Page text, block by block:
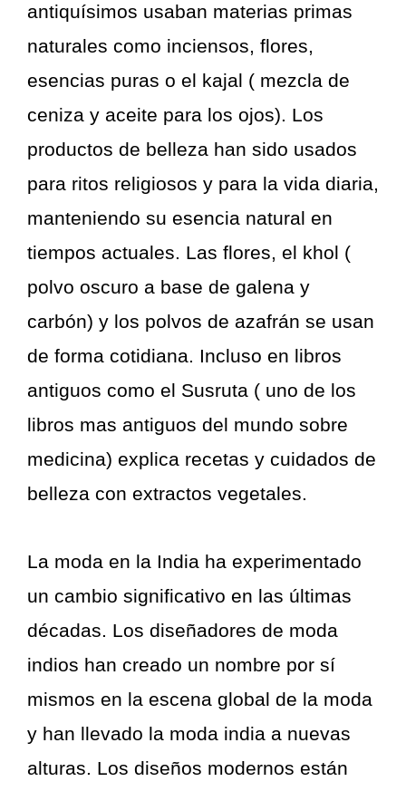
antiquísimos usaban materias primas
naturales como inciensos, flores,
esencias puras o el kajal ( mezcla de
ceniza y aceite para los ojos). Los
productos de belleza han sido usados
para ritos religiosos y para la vida diaria,
manteniendo su esencia natural en
tiempos actuales. Las flores, el khol (
polvo oscuro a base de galena y
carbón) y los polvos de azafrán se usan
de forma cotidiana. Incluso en libros
antiguos como el Susruta ( uno de los
libros mas antiguos del mundo sobre
medicina) explica recetas y cuidados de
belleza con extractos vegetales.
La moda en la India ha experimentado
un cambio significativo en las últimas
décadas. Los diseñadores de moda
indios han creado un nombre por sí
mismos en la escena global de la moda
y han llevado la moda india a nuevas
alturas. Los diseños modernos están